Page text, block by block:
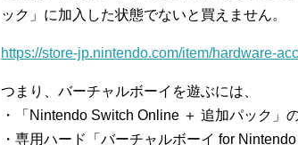
ック」に加入した状態でないと買えません。
https://store-jp.nintendo.com/item/hardware-
つまり、バーチャルボーイを遊ぶには、
・「Nintendo Switch Online ＋ 追加パック」
・専用ハード「バーチャルボーイ for